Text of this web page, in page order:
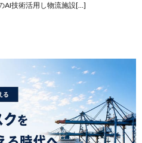
AI技術活用し物流施設[…]